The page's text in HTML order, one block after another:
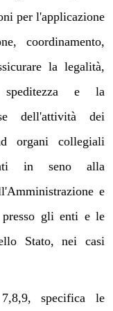
per l'applicazione
coordinamento,
la legalità,
speditezza e la
dell'attività dei
organi collegiali
in seno alla
e
presso gli enti e le
Stato, nei casi
specifica le